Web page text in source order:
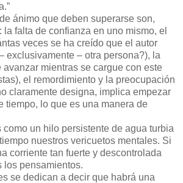
ánimo que deben superarse son,
la falta de confianza en uno mismo, el
veces se ha creído que el autor
exclusivamente – otra persona?), la
mientras se cargue con este
el remordimiento y la preocupación
claramente designa, implica empezar
tiempo, lo que es una manera de
como un hilo persistente de agua turbia
nuestros vericuetos mentales. Si
corriente tan fuerte y descontrolada
los pensamientos.
se dedican a decir que habrá una